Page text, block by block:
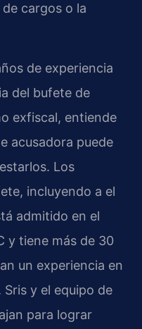
cargos o la
de experiencia
del bufete de
exfiscal, entiende
acusadora puede
Los
incluyendo a el
admitido en el
y tiene más de 30
un experiencia en
y el equipo de
para lograr